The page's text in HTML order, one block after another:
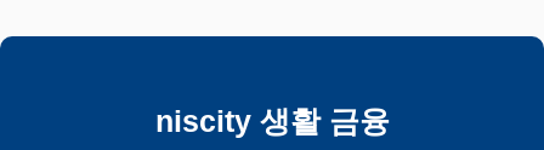
텐
niscity 생활 금융